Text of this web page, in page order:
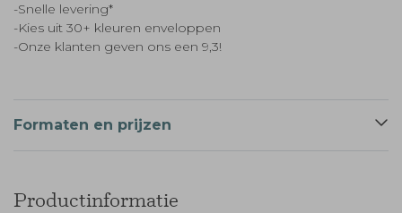
-Snelle levering*
-Kies uit 30+ kleuren enveloppen
-Onze klanten geven ons een 9,3!
Formaten en prijzen
Productinformatie